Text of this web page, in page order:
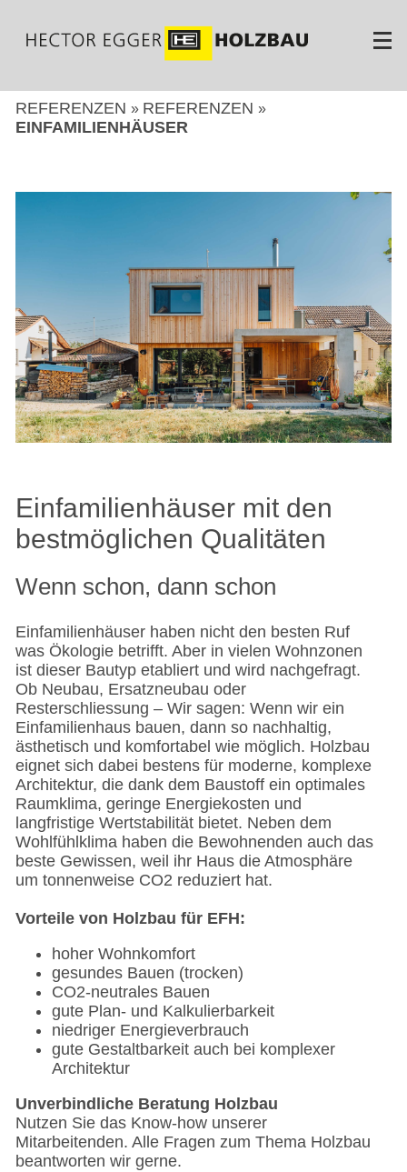
zum
Inhalt
REFERENZEN
REFERENZEN
EINFAMILIENHÄUSER
Einfamilienhäuser mit den
bestmöglichen Qualitäten
Wenn schon, dann schon
Einfamilienhäuser haben nicht den besten Ruf
was Ökologie betrifft. Aber in vielen Wohnzonen
ist dieser Bautyp etabliert und wird nachgefragt.
Ob Neubau, Ersatzneubau oder
Resterschliessung – Wir sagen: Wenn wir ein
Einfamilienhaus bauen, dann so nachhaltig,
ästhetisch und komfortabel wie möglich. Holzbau
eignet sich dabei bestens für moderne, komplexe
Architektur, die dank dem Baustoff ein optimales
Raumklima, geringe Energiekosten und
langfristige Wertstabilität bietet. Neben dem
Wohlfühlklima haben die Bewohnenden auch das
beste Gewissen, weil ihr Haus die Atmosphäre
um tonnenweise CO2 reduziert hat.
Vorteile von Holzbau für EFH:
hoher Wohnkomfort
gesundes Bauen (trocken)
CO2-neutrales Bauen
gute Plan- und Kalkulierbarkeit
niedriger Energieverbrauch
gute Gestaltbarkeit auch bei komplexer
Architektur
Unverbindliche Beratung Holzbau
Nutzen Sie das Know-how unserer
Mitarbeitenden. Alle Fragen zum Thema Holzbau
beantworten wir gerne.